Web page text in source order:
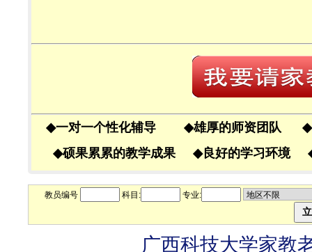
◆一对一个性化辅导 ◆雄厚的师资团队 ◆
◆硕果累累的教学成果 ◆良好的学习环境
教员编号 科目: 专业:
广西科技大学家教